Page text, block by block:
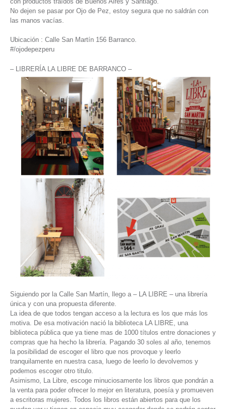
No dejen se pasar por Ojo de Pez, estoy segura que no saldrán con
las manos vacías.
Ubicación : Calle San Martín 156 Barranco.
#/ojodepezperu
– LIBRERÍA LA LIBRE DE BARRANCO –
Siguiendo por la Calle San Martín, llego a – LA LIBRE – una librería
única y con una propuesta diferente.
La idea de que todos tengan acceso a la lectura es los que más los
motiva. De esa motivación nació la biblioteca LA LIBRE, una
biblioteca pública que ya tiene mas de 1000 títulos entre donaciones y
compras que ha hecho la librería. Pagando 30 soles al año, tenemos
la posibilidad de escoger el libro que nos provoque y leerlo
tranquilamente en nuestra casa, luego de leerlo lo devolvemos y
podemos escoger otro titulo.
Asimismo, La Libre, escoge minuciosamente los libros que pondrán a
la venta para poder ofrecer lo mejor en literatura, poesía y promueven
a escritoras mujeres. Todos los libros están abiertos para que los